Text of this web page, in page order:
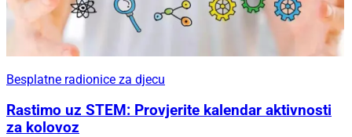
Besplatne radionice za djecu
Rastimo uz STEM: Provjerite kalendar aktivnosti
za kolovoz